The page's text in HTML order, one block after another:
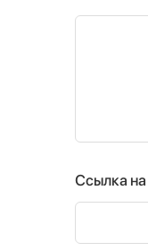
Ссылка